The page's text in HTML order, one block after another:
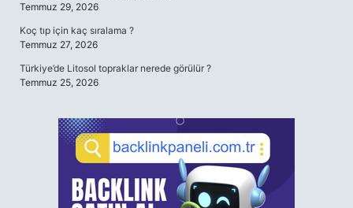
Temmuz 29, 2026
Koç tıp için kaç sıralama ?
Temmuz 27, 2026
Türkiye’de Litosol topraklar nerede görülür ?
Temmuz 25, 2026